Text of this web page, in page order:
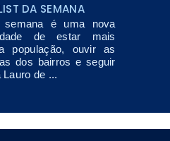
DA SEMANA
é uma nova
de estar mais
população, ouvir as
dos bairros e seguir
de ...